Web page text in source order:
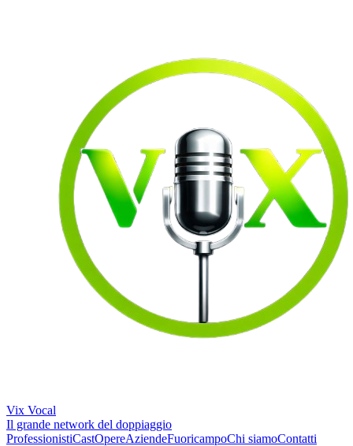
Vix Vocal
Il grande network del doppiaggio
ProfessionistiCastOpereAziendeFuoricampoChi siamoContatti